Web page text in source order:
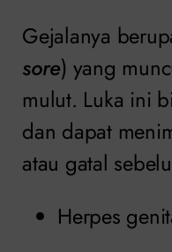
Gejalanya
sore) yang
mulut. Luka ini
dan dapat
atau gatal
Herpes